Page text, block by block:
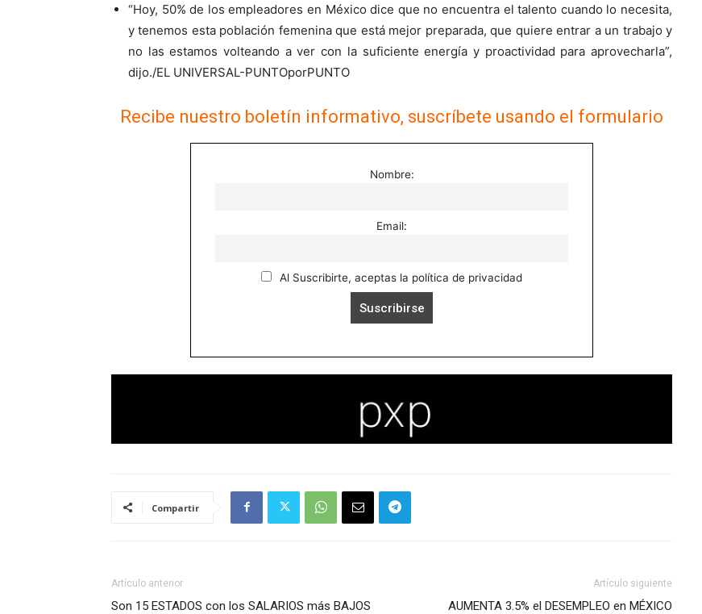
“Hoy, 50% de los empleadores en México dice que no encuentra el talento cuando lo necesita,
y tenemos esta población femenina que está mejor preparada, que quiere entrar a un trabajo y
no las estamos volteando a ver con la suficiente energía y proactividad para aprovecharla”,
dijo./EL UNIVERSAL-PUNTOporPUNTO
Recibe nuestro boletín informativo, suscríbete usando el formulario
Nombre:
Email:
Al Suscribirte, aceptas la política de privacidad
Compartir
Artículo anterior
Son 15 ESTADOS con los SALARIOS más BAJOS
Artículo siguiente
AUMENTA 3.5% el DESEMPLEO en MÉXICO